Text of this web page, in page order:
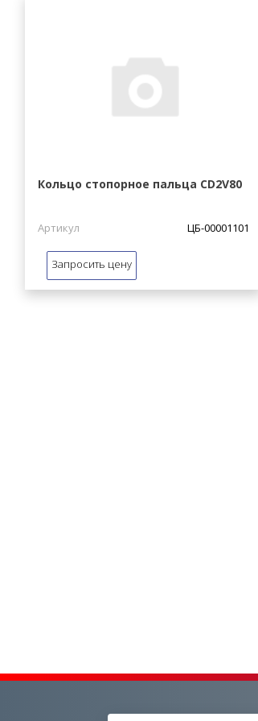
Кольцо стопорное пальца CD2V80
Артикул ЦБ-00001101
Запросить цену